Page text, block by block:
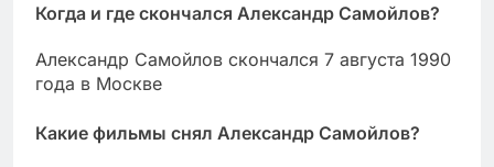
Когда и где скончался Александр Самойлов?
Александр Самойлов скончался 7 августа 1990
года в Москве
Какие фильмы снял Александр Самойлов?